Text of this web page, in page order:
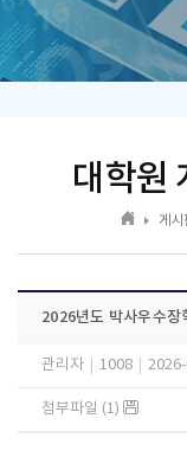
대학원
게시
2026년도 박사우수장
관리자 1008
첨부파일 (1)